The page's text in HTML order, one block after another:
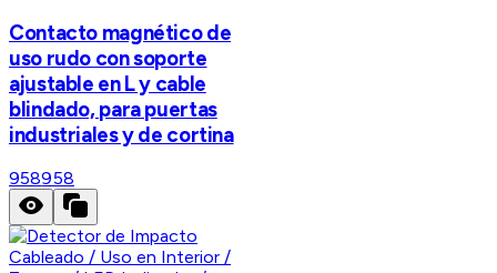
Contacto magnético de
uso rudo con soporte
ajustable en L y cable
blindado, para puertas
industriales y de cortina
958958